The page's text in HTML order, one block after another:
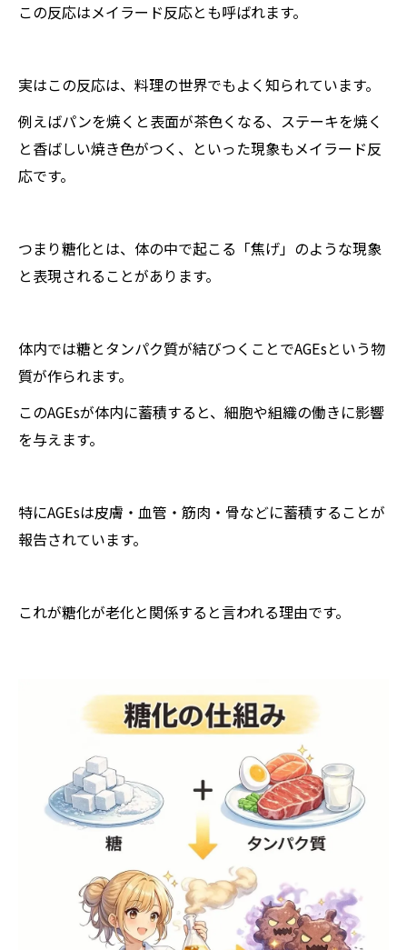
この反応はメイラード反応とも呼ばれます。
実はこの反応は、料理の世界でもよく知られています。
例えばパンを焼くと表面が茶色くなる、ステーキを焼く
と香ばしい焼き色がつく、といった現象もメイラード反
応です。
つまり糖化とは、体の中で起こる「焦げ」のような現象
と表現されることがあります。
体内では糖とタンパク質が結びつくことでAGEsという物
質が作られます。
このAGEsが体内に蓄積すると、細胞や組織の働きに影響
を与えます。
特にAGEsは皮膚・血管・筋肉・骨などに蓄積することが
報告されています。
これが糖化が老化と関係すると言われる理由です。